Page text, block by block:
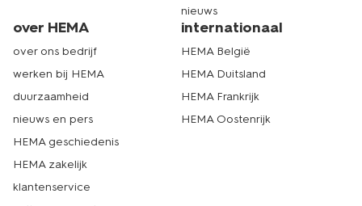
nieuws
over HEMA
over ons bedrijf
werken bij HEMA
duurzaamheid
nieuws en pers
HEMA geschiedenis
HEMA zakelijk
klantenservice
internationaal
HEMA België
HEMA Duitsland
HEMA Frankrijk
HEMA Oostenrijk